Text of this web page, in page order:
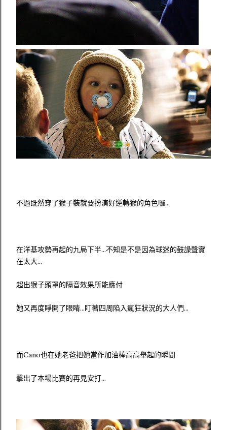
不過既然穿了猴子裝就要扮演好逆轉猴的角色囉...
在洋基攻勢再起的九局下半...不知是不是因為球迷的鼓譟聲實
在太大...
超出猴子頭罩的隔音效果所能應付
她又再度睜開了眼睛...盯著四周陷入瘋狂狀況的大人們...
而Cano也在她老爸把她當作加油棒高高舉起的瞬間
擊出了本場比賽的再見安打...